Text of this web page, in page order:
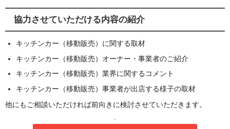
協力させていただける内容の紹介
キッチンカー（移動販売）に関する取材
キッチンカー（移動販売）オーナー・事業者のご紹介
キッチンカー（移動販売）業界に関するコメント
キッチンカー（移動販売）事業者が出店する様子の取材
他にもご相談いただければ前向きに検討させていただきます。